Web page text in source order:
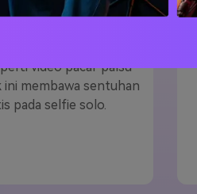
bisa.
Mengubah satu
yang manis (atau
virtual
video pacar palsu
membawa sentuhan
pada selfie solo.